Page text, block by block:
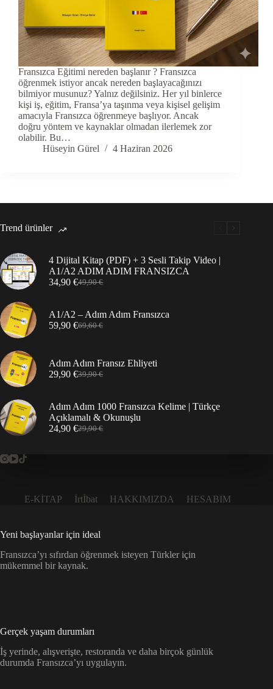
Fransızca Eğitimi nereden başlanır ? Fransızca
öğrenmek istiyor ancak nereden başlayacağınızı
bilmiyor musunuz? Yalnız değilsiniz. Her yıl binlerce
kişi iş, eğitim, Fransa’ya taşınma veya kişisel gelişim
amacıyla Fransızca öğrenmeye başlıyor. Ancak
doğru yöntem ve kaynaklar olmadan ilerlemek zor
olabilir. Bu…
Hüseyin Gürel
4 Haziran 2026
Trend ürünler
4 Dijital Kitap (PDF) + 3 Sesli Takip Video |
A1/A2 ADIM ADIM FRANSIZCA
49,90€
Orijinal
49,90 €.
34,90 €Şu
fiyat:
34,90 €.
A1/A2 – Adım Adım Fransızca
69,60€
Orijinal
59,90 €Şu
59,90 €.
Adım Adım Fransız Ehliyeti
39,90€
Orijinal
39,90 €.
29,90 €Şu
fiyat:
29,90 €.
Adım Adım 1000 Fransızca Kelime | Türkçe
Açıklamalı & Okunuşlu
29,90€
Orijinal
24,90 €Şu
E-KİTAP İrtİbat HAKKIMIZDA HESABIM
Yeni başlayanlar için ideal
Fransızca’yı sıfırdan öğrenmek isteyen Türkler için
mükemmel bir kaynak.
Gerçek yaşam durumları
İş yerinde, alışverişte, restoranda ve daha birçok günlük
durumda Fransızca’yı uygulayın.